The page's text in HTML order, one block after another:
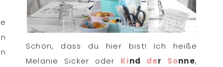
Schön, dass du hier bist! Ich heiße
Melanie Sicker oder Kind der Sonne,